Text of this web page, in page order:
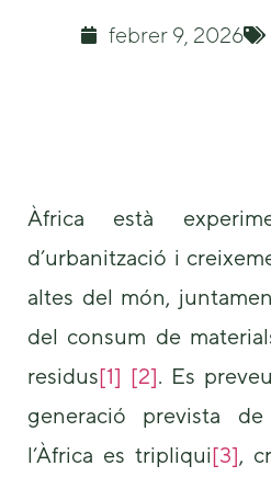
febrer 9, 2026
Àfrica està
d’urbanització i
altes del món,
del consum de
residus[1] [2]. Es
generació prevista
l’Àfrica es tripliqui[3],